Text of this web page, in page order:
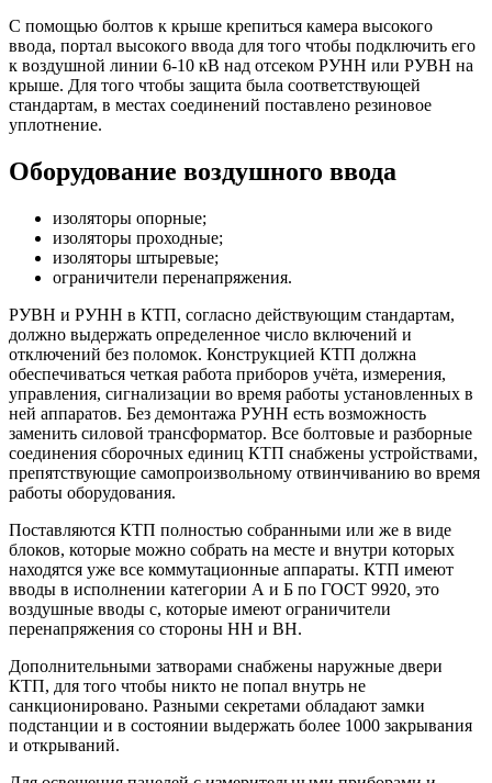
С помощью болтов к крыше крепиться камера высокого
ввода, портал высокого ввода для того чтобы подключить его
к воздушной линии 6-10 кВ над отсеком РУНН или РУВН на
крыше. Для того чтобы защита была соответствующей
стандартам, в местах соединений поставлено резиновое
уплотнение.
Оборудование воздушного ввода
изоляторы опорные;
изоляторы проходные;
изоляторы штыревые;
ограничители перенапряжения.
РУВН и РУНН в КТП, согласно действующим стандартам,
должно выдержать определенное число включений и
отключений без поломок. Конструкцией КТП должна
обеспечиваться четкая работа приборов учёта, измерения,
управления, сигнализации во время работы установленных в
ней аппаратов. Без демонтажа РУНН есть возможность
заменить силовой трансформатор. Все болтовые и разборные
соединения сборочных единиц КТП снабжены устройствами,
препятствующие самопроизвольному отвинчиванию во время
работы оборудования.
Поставляются КТП полностью собранными или же в виде
блоков, которые можно собрать на месте и внутри которых
находятся уже все коммутационные аппараты. КТП имеют
вводы в исполнении категории А и Б по ГОСТ 9920, это
воздушные вводы с, которые имеют ограничители
перенапряжения со стороны НН и ВН.
Дополнительными затворами снабжены наружные двери
КТП, для того чтобы никто не попал внутрь не
санкционировано. Разными секретами обладают замки
подстанции и в состоянии выдержать более 1000 закрывания
и открываний.